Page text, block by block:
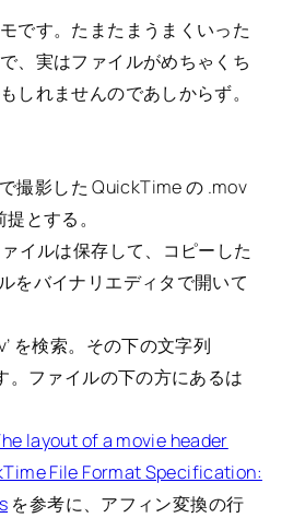
です。たまたまうまくいった
、実はファイルがめちゃくち
しれませんのであしからず。
撮影した QuickTime の .mov
とする。
イルは保存して、コピーした
をバイナリエディタで開いて
を検索。その下の文字列
。ファイルの下の方にあるは
layout of a movie header
File Format Specification:
を参考に、アフィン変換の行